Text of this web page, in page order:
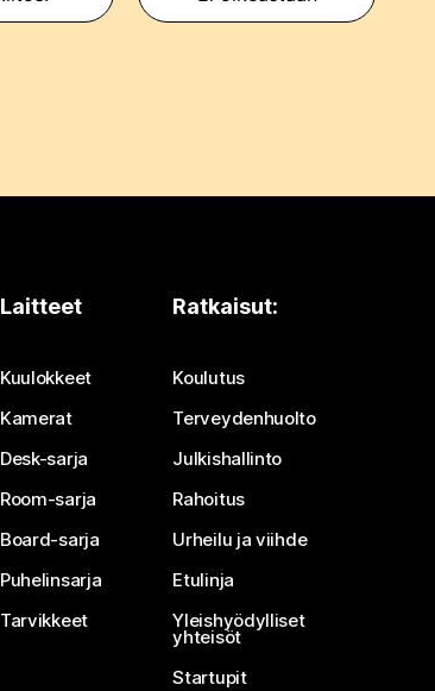
Laitteet
Kuulokkeet
Kamerat
Desk-sarja
Room-sarja
Board-sarja
Puhelinsarja
Tarvikkeet
Ratkaisut:
Koulutus
Terveydenhuolto
Julkishallinto
Rahoitus
Urheilu ja viihde
Etulinja
Yleishyödylliset
yhteisöt
Startupit